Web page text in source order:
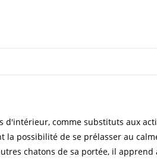
d'intérieur, comme substituts aux
la possibilité de se prélasser au
chatons de sa portée, il